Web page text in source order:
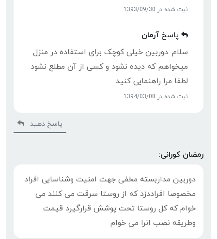
ثبت شده در 1393/09/30
پاسخ آرمان
سلام .دوربین خیلی کوچک برای استفاده در منزل
میخواهم که دیده نشود و کسی از آن مطلع نشود
لطفا مرا راهنمایی کنید
ثبت شده در 1394/03/08
پاسخ دهید
رمضان کورانی:
دوربین مداربسته مخفی جهت امنیت وشناسایی افراد
مخصوصا افراددزد که از روستا سرقت می کنند می
خوام که کل روستا تحت پوشش قرارگیرد قیمت
وطریقه نصب انرا می خوام